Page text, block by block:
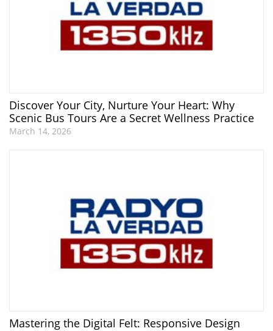
Discover Your City, Nurture Your Heart: Why
Scenic Bus Tours Are a Secret Wellness Practice
March 14, 2026
Mastering the Digital Felt: Responsive Design